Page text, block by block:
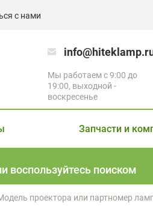
с нами
Мы работаем с 9:00 до
19:00, выходной -
воскресенье
Запчасти и
воспользуйтесь поиском